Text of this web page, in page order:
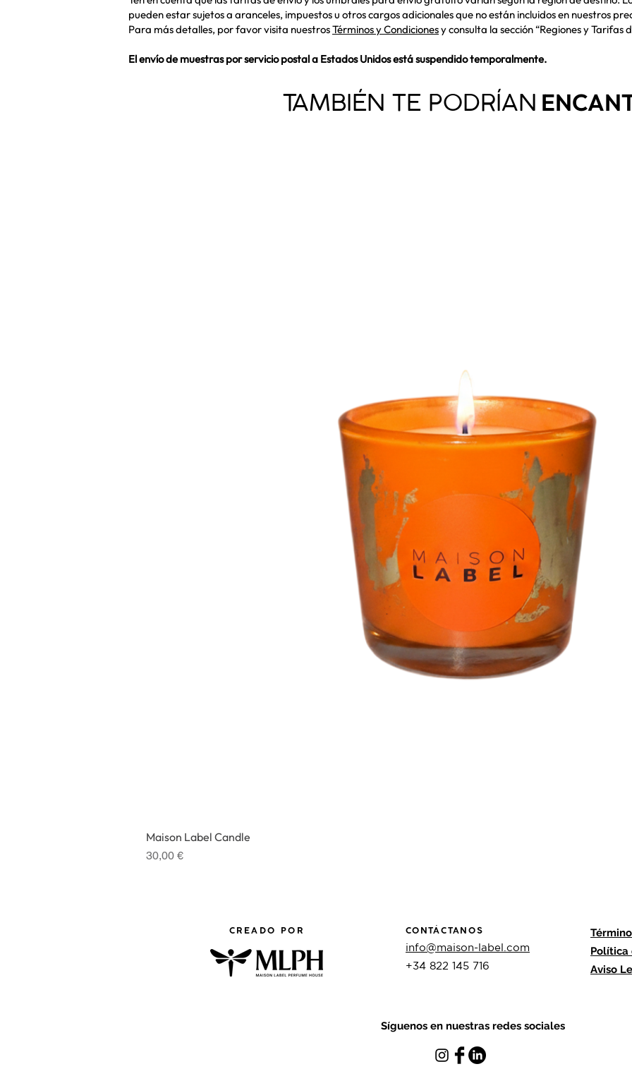
pueden estar sujetos a aranceles, impuestos u otros cargos adicionales que no están incluidos en nuestros
Para más detalles, por favor visita nuestrosTérminos y Condicionesy consulta la sección “Regiones y Tarifas
El envío de muestras por servicio postal a Estados Unidos está suspendido temporalmente.
TAMBIÉN TE PODRÍAN
Maison Label Candle
Precio
30,00 €
CREADO POR CONTÁCTANOS
info@maison-label.com
+34 822 145 716
Política
Aviso
Síguenos en nuestras redes sociales